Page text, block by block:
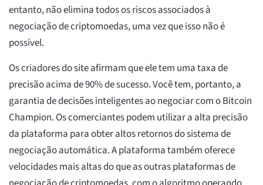
entanto, não elimina todos os riscos associados à
negociação de criptomoedas, uma vez que isso não é
possível.
Os criadores do site afirmam que ele tem uma taxa de
precisão acima de 90% de sucesso. Você tem, portanto, a
garantia de decisões inteligentes ao negociar com o Bitcoin
Champion. Os comerciantes podem utilizar a alta precisão
da plataforma para obter altos retornos do sistema de
negociação automática. A plataforma também oferece
velocidades mais altas do que as outras plataformas de